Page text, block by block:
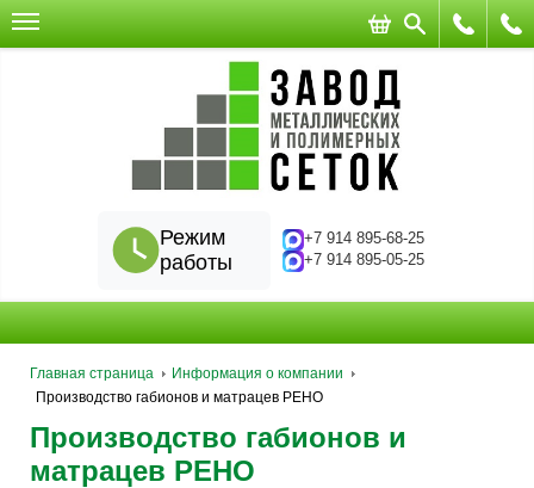
+7 914 895-68-25
+7 914 895-05-25
Режим
работы
Главная страница
Информация о компании
Производство габионов и матрацев РЕНО
Производство габионов и
матрацев РЕНО